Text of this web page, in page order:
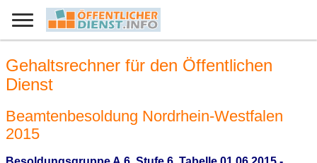
Gehaltsrechner für den Öffentlichen
Dienst
Beamtenbesoldung Nordrhein-Westfalen
2015